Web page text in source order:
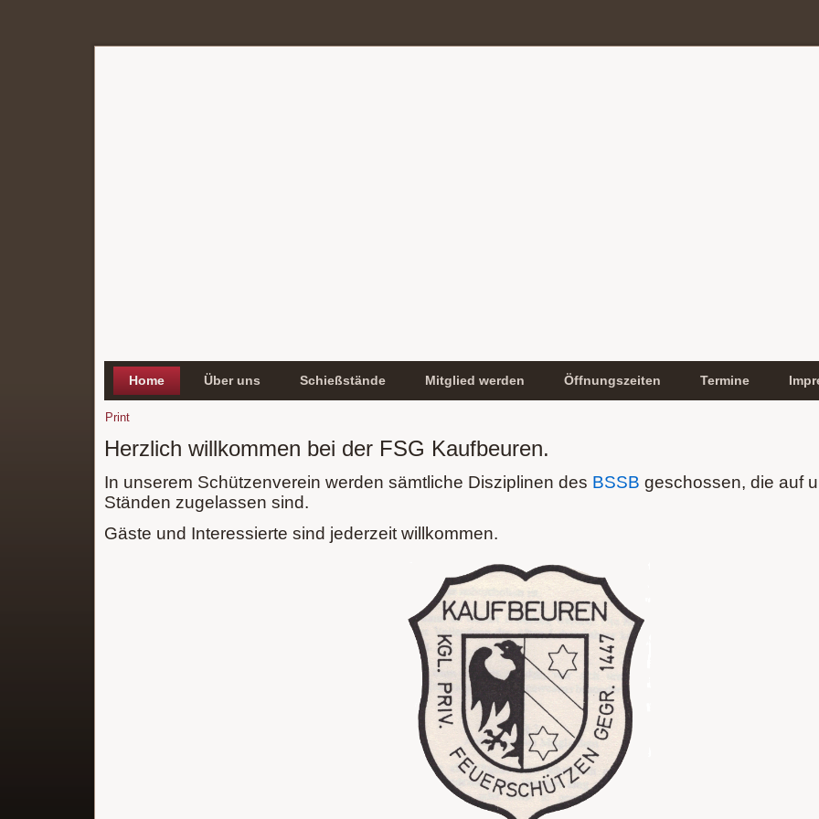
Home Über uns Schießstände Mitglied werden Öffnungszeiten Termine
Print
Herzlich willkommen bei der FSG Kaufbeuren.
In unserem Schützenverein werden sämtliche Disziplinen des BSSB geschossen, die auf
Ständen zugelassen sind.
Gäste und Interessierte sind jederzeit willkommen.